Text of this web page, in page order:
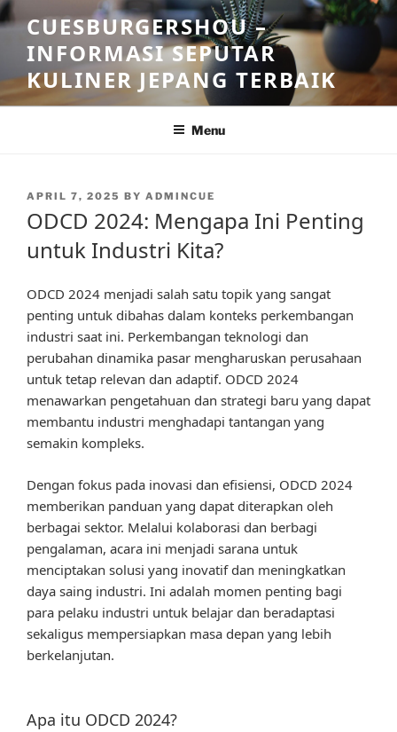
Skip
to
content
CUESBURGERSHOU –
INFORMASI SEPUTAR
KULINER JEPANG TERBAIK
Menu
POSTED
APRIL 7, 2025 BY ADMINCUE
ODCD 2024: Mengapa Ini Penting
untuk Industri Kita?
ODCD 2024 menjadi salah satu topik yang sangat
penting untuk dibahas dalam konteks perkembangan
industri saat ini. Perkembangan teknologi dan
perubahan dinamika pasar mengharuskan perusahaan
untuk tetap relevan dan adaptif. ODCD 2024
menawarkan pengetahuan dan strategi baru yang dapat
membantu industri menghadapi tantangan yang
semakin kompleks.
Dengan fokus pada inovasi dan efisiensi, ODCD 2024
memberikan panduan yang dapat diterapkan oleh
berbagai sektor. Melalui kolaborasi dan berbagi
pengalaman, acara ini menjadi sarana untuk
menciptakan solusi yang inovatif dan meningkatkan
daya saing industri. Ini adalah momen penting bagi
para pelaku industri untuk belajar dan beradaptasi
sekaligus mempersiapkan masa depan yang lebih
berkelanjutan.
Apa itu ODCD 2024?